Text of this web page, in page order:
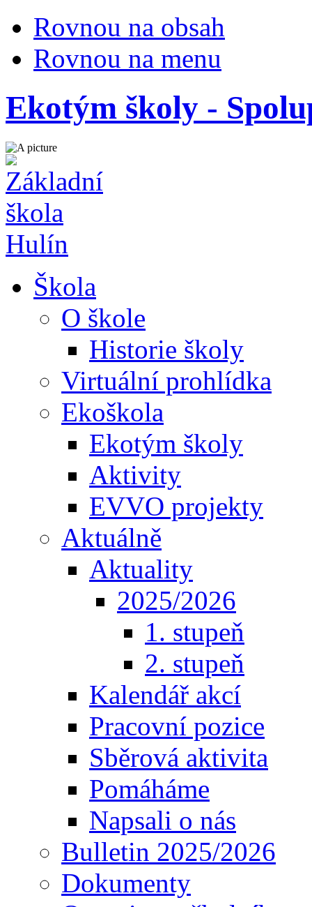
Rovnou na obsah
Rovnou na menu
Ekotým školy -
Škola
O škole
Historie školy
Virtuální prohlídka
Ekoškola
Ekotým školy
Aktivity
EVVO projekty
Aktuálně
Aktuality
2025/2026
1. stupeň
2. stupeň
Kalendář akcí
Pracovní pozice
Sběrová aktivita
Pomáháme
Napsali o nás
Bulletin 2025/2026
Dokumenty